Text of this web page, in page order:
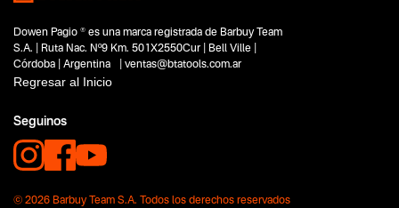
Dowen Pagio ® es una marca registrada de Barbuy Team
S.A. | Ruta Nac. Nº9 Km. 501X2550Cur | Bell Ville |
Córdoba | Argentina | ventas@btatools.com.ar
Regresar al Inicio
Seguinos
© 2026 Barbuy Team S.A. Todos los derechos reservados